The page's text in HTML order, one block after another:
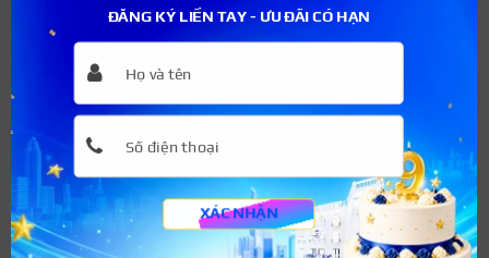
muốn đi nước ngoài lập nghiệp. Với chất lượng đào tạo uy
tín, Hoalys Academy đã đào tạo được hơn 10.000 học
ĐĂNG KÝ LIỀN TAY - ƯU ĐÃI CÓ HẠN
XÁC NHẬN